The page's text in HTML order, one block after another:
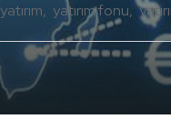
yatırım yatırım fonu